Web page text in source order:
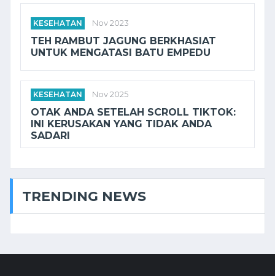
KESEHATAN Nov 2023
TEH RAMBUT JAGUNG BERKHASIAT
UNTUK MENGATASI BATU EMPEDU
KESEHATAN Nov 2025
OTAK ANDA SETELAH SCROLL TIKTOK:
INI KERUSAKAN YANG TIDAK ANDA
SADARI
TRENDING NEWS